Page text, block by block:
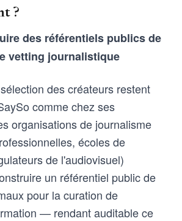
?
des référentiels publics de
vetting journalistique
des créateurs restent
comme chez ses
organisations de journalisme
écoles de
de l'audiovisuel)
un référentiel public de
pour la curation de
— rendant auditable ce